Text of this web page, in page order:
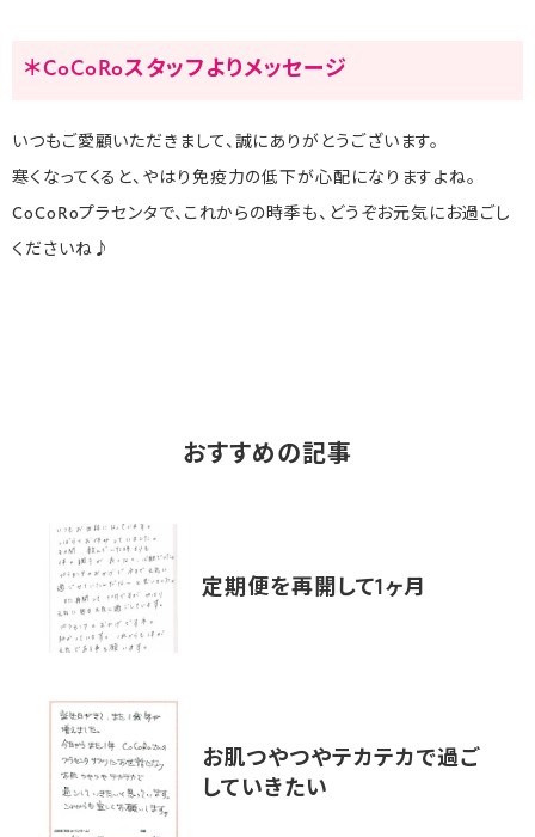
＊CoCoRoスタッフよりメッセージ
いつもご愛顧いただきまして、誠にありがとうございます。
寒くなってくると、やはり免疫力の低下が心配になりますよね。
CoCoRoプラセンタで、これからの時季も、どうぞお元気にお過ごし
くださいね♪
おすすめの記事
定期便を再開して1ヶ月
お肌つやつやテカテカで過ご
していきたい